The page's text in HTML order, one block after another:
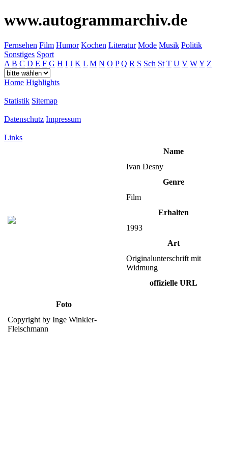
www.autogrammarchiv.de
Fernsehen Film Humor Kochen Literatur Mode Musik Politik
Sonstiges Sport
A B C D E F G H I J K L M N O P Q R S Sch St T U V WY Z
Home Highlights
Statistik Sitemap
Datenschutz Impressum
Links
Name
Ivan Desny
Genre
Film
Erhalten
1993
Art
Originalunterschrift mit
Widmung
offizielle URL
Foto
Copyright by Inge Winkler-
Fleischmann